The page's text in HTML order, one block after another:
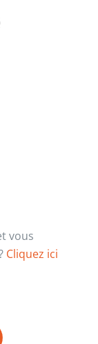
vous
Cliquez ici